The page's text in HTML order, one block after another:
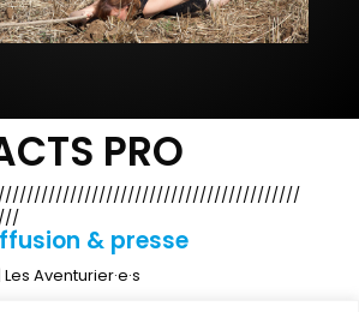
PRO
& presse
| Les Aventurier·e·s